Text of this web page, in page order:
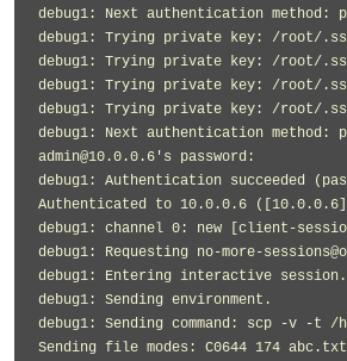
debug1: Next authentication method:
debug1: Trying private key: /root/
debug1: Trying private key: /root/
debug1: Trying private key: /root/
debug1: Trying private key: /root/
debug1: Next authentication method:
admin@10.0.0.6's password:
debug1: Authentication succeeded
Authenticated to 10.0.0.6
debug1: channel 0: new [client-
debug1: Requesting no-more-
debug1: Entering interactive session.
debug1: Sending environment.
debug1: Sending command: scp -v -t /
Sending file modes: C0644 174 abc.txt